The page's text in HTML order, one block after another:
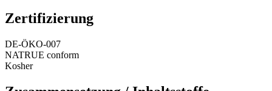
Zertifizierung
DE-ÖKO-007
NATRUE conform
Kosher